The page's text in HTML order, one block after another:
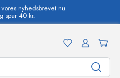
nyhedsbrevet nu
spar 40 kr.